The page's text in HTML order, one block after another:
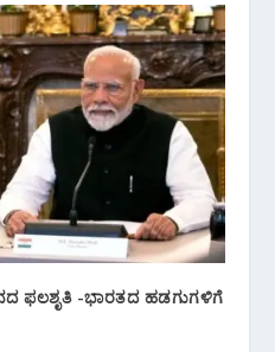
ಫಲಶೃತಿ -ಭಾರತದ ಹಡಗುಗಳಿಗೆ